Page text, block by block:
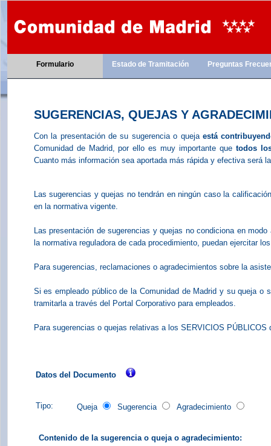
Formulario Estado de Tramitación Preguntas
SUGERENCIAS, QUEJAS Y
Con la presentación de su sugerencia o queja está
Comunidad de Madrid, por ello es muy importante que todos
Cuanto más información sea aportada más rápida y efectiva será
Las sugerencias y quejas no tendrán en ningún caso la
en la normativa vigente.
Las presentación de sugerencias y quejas no condiciona en
la normativa reguladora de cada procedimiento, puedan ejercitar
Para sugerencias, reclamaciones o agradecimientos sobre la
Si es empleado público de la Comunidad de Madrid y su queja o
tramitarla a través del Portal Corporativo para empleados.
Para sugerencias o quejas relativas a los SERVICIOS
Datos del Documento
Tipo: Queja Sugerencia Agradecimiento
Contenido de la sugerencia o queja o agradecimiento: